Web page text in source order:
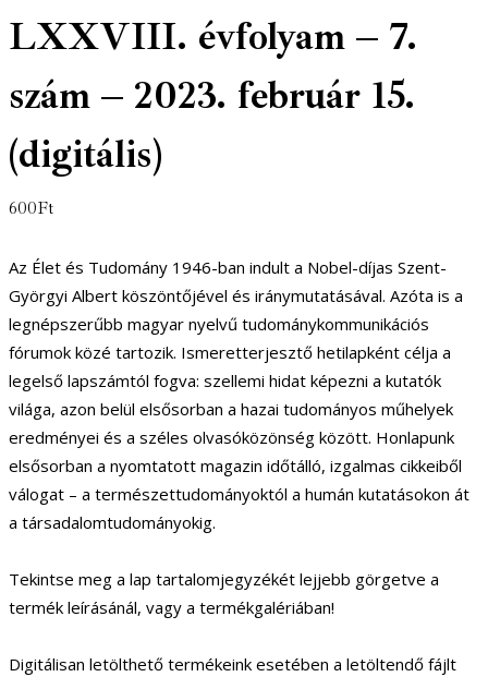
LXXVIII. évfolyam – 7.
szám – 2023. február 15.
(digitális)
600Ft
Az Élet és Tudomány 1946-ban indult a Nobel-díjas Szent-
Györgyi Albert köszöntőjével és iránymutatásával. Azóta is a
legnépszerűbb magyar nyelvű tudománykommunikációs
fórumok közé tartozik. Ismeretterjesztő hetilapként célja a
legelső lapszámtól fogva: szellemi hidat képezni a kutatók
világa, azon belül elsősorban a hazai tudományos műhelyek
eredményei és a széles olvasóközönség között. Honlapunk
elsősorban a nyomtatott magazin időtálló, izgalmas cikkeiből
válogat – a természettudományoktól a humán kutatásokon át
a társadalomtudományokig.
Tekintse meg a lap tartalomjegyzékét lejjebb görgetve a
termék leírásánál, vagy a termékgalériában!
Digitálisan letölthető termékeink esetében a letöltendő fájlt